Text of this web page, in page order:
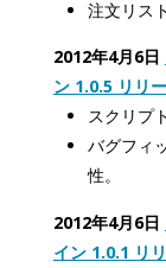
注文リス
2012年4月6日
ン 1.0.5 リリー
スクリプ
バグフィ
性。
2012年4月6日
イン 1.0.1 リリ